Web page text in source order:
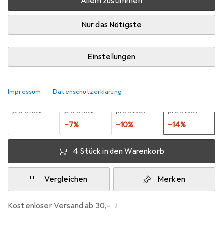
Nur das Nötigste
Einstellungen
Impressum Datenschutzerklärung
Zwischen Sa, 29.8. und Do, 10.9. geliefert
Mehr als 10 Stück an Lager beim Lieferanten
Benachrichtigen, wenn schneller verfügbar
1 Stück
pro Stück
pro Stück
−7%
3 Stück
pro Stück
−10%
pro Stück
−14%
4 Stück in den Warenkorb
Vergleichen Merken
Kostenloser Versand ab 30,– i